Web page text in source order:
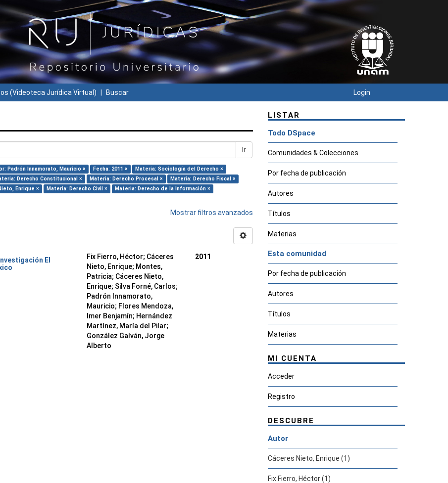
(Videoteca Jurídica Virtual) Buscar Login
Ir
Padrón Innamorato, Mauricio × Fecha: 2011 ×
Materia: Sociología del Derecho ×
Derecho Constitucional × Materia: Derecho Procesal ×
Materia: Derecho Fiscal ×
Enrique × Materia: Derecho Civil ×
Materia: Derecho de la Información ×
Mostrar filtros avanzados
El
Fix Fierro, Héctor; Cáceres
Nieto, Enrique; Montes,
Patricia; Cáceres Nieto,
Enrique; Silva Forné, Carlos;
Padrón Innamorato,
Mauricio; Flores Mendoza,
Imer Benjamín; Hernández
Martínez, María del Pilar;
González Galván, Jorge
Alberto
2011
LISTAR
Todo DSpace
Comunidades & Colecciones
Por fecha de publicación
Autores
Títulos
Materias
Esta comunidad
Por fecha de publicación
Autores
Títulos
Materias
MI CUENTA
Acceder
Registro
DESCUBRE
Autor
Cáceres Nieto, Enrique (1)
Fix Fierro, Héctor (1)